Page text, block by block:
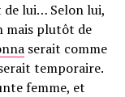
lui… Selon lui,
mais plutôt de
serait comme
tempo­raire.
femme, et